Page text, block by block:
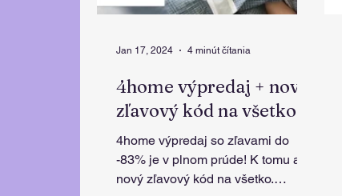
4home výpredaj + nový
zľavový kód na všetko
4home výpredaj so zľavami do
-83% je v plnom prúde! K tomu aj
nový zľavový kód na všetko.
Jan 17, 2024 4 minút čítania